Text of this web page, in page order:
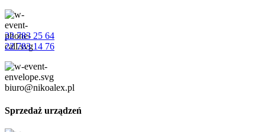
22 783 25 64
22 783 14 76
biuro@nikoalex.pl
Sprzedaż urządzeń